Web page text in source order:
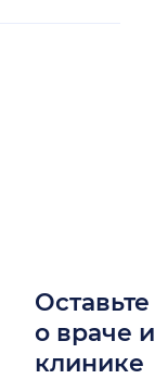
о враче
клинике